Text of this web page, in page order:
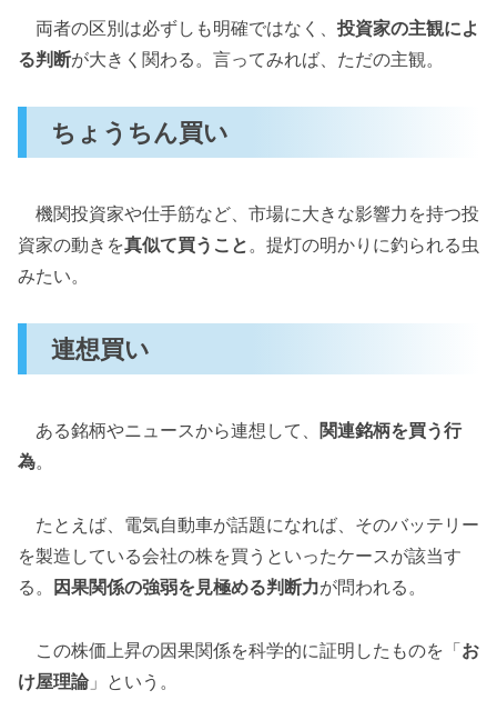
両者の区別は必ずしも明確ではなく、 投資家の主観によ
る判断が大きく関わる。言ってみれば、ただの主観。
ちょうちん買い
機関投資家や仕手筋など、市場に大きな影響力を持つ投
資家の動きを真似て買うこと。提灯の明かりに釣られる虫
みたい。
連想買い
ある銘柄やニュースから連想して、 関連銘柄を買う行
為。
たとえば、電気自動車が話題になれば、そのバッテリー
を製造している会社の株を買うといったケースが該当す
る。
因果関係の強弱を見極める判断力が問われる。
この株価上昇の因果関係を科学的に証明したものを「お
け屋理論」という。